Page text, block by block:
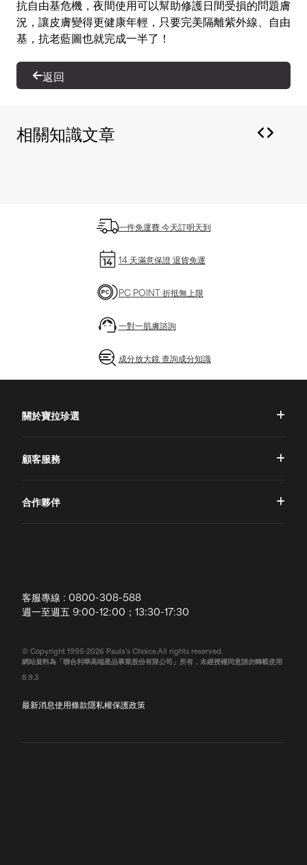
抗自由基危機，夜間使用可以幫助修護日間受損的問題膚
況，讓皮膚變得更健康年輕，只要完美隔離紫外線、自由
基，抗老藍圖也就完成一半了！
返回
相關知識文章
一件免運費 今天訂明天到
14 天滿意保證 退貨免運
PC POINT 折抵無上限
一對一肌膚諮詢
成分放大鏡 查詢成分知識
關於寶拉珍選
專業國際團隊
顧客服務
退換貨政策
聯絡我們
合作夥伴
客服專線 : 0800-308-588
週一至週五 9:00-12:00；13:30-17:30
© Copyright 1995-2026 Paula's Choice.All rights reserved.
網站資料為「聯合利華高端產品事業股份有限公司」所有，未經授權同意請勿轉載使用
8.9.3
最新消息使用條款隱私權保護政策